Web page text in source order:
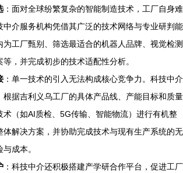
：面对全球纷繁复杂的智能制造技术，工厂自身难
中介服务机构凭借其广泛的技术网络与专业研判能
为工厂甄别、筛选最适合的机器人品牌、视觉检测
，并完成初步的技术适配性分析。
：单一技术的引入无法构成核心竞争力。科技中介
根据吉利义乌工厂的具体产品线、产能目标和质量
术（如AI质检、5G传输、智能物流）进行有机整
体解决方案，并协助完成技术与现有生产系统的无
成本。
：科技中介还积极搭建产学研合作平台，促进工厂